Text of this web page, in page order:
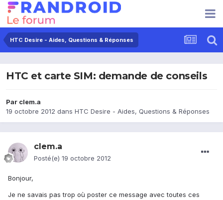
HTC Desire - Aides, Questions & Réponses
HTC et carte SIM: demande de conseils
Par clem.a
19 octobre 2012 dans HTC Desire - Aides, Questions & Réponses
clem.a
Posté(e) 19 octobre 2012
Bonjour,
Je ne savais pas trop où poster ce message avec toutes ces